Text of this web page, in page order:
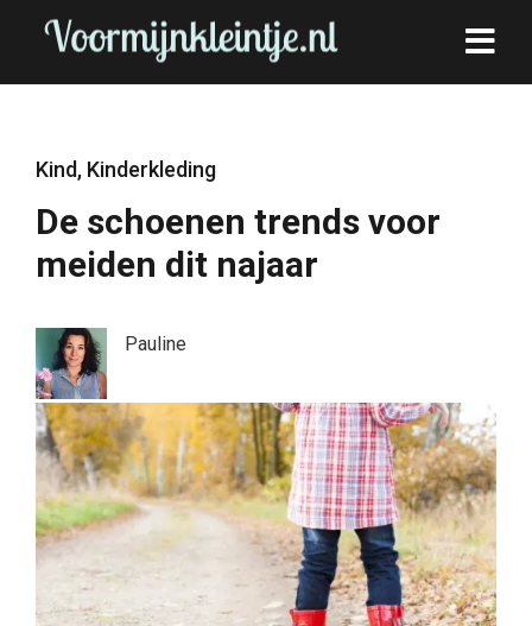
Kind, Kinderkleding
De schoenen trends voor
meiden dit najaar
Pauline